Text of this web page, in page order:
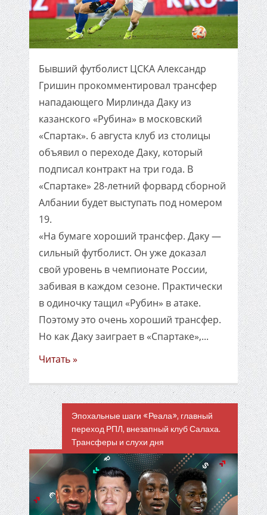
Бывший футболист ЦСКА Александр
Гришин прокомментировал трансфер
нападающего Мирлинда Даку из
казанского «Рубина» в московский
«Спартак». 6 августа клуб из столицы
объявил о переходе Даку, который
подписал контракт на три года. В
«Спартаке» 28-летний форвард сборной
Албании будет выступать под номером
19.
«На бумаге хороший трансфер. Даку —
сильный футболист. Он уже доказал
свой уровень в чемпионате России,
забивая в каждом сезоне. Практически
в одиночку тащил «Рубин» в атаке.
Поэтому это очень хороший трансфер.
Но как Даку заиграет в «Спартаке»,...
Читать »
Эпохальные шаги «Реала», главный
переход РПЛ, внезапный клуб Салаха.
Трансферы и слухи дня